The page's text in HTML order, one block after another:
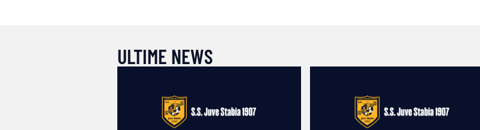
ULTIME NEWS